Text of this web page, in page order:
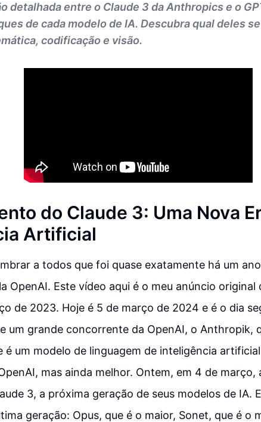
detalhada entre o Claude 3 da Anthropics e o
de cada modelo de IA. Descubra qual deles
codificação e visão.
do Claude 3: Uma Nova
Artificial
a todos que foi quase exatamente há um
OpenAI. Este vídeo aqui é o meu anúncio original
de 2023. Hoje é 5 de março de 2024 e é o dia
um grande concorrente da OpenAI, o Anthropik,
é um modelo de linguagem de inteligência
mas ainda melhor. Ontem, em 4 de março,
3, a próxima geração de seus modelos de IA.
geração: Opus, que é o maior, Sonet, que é o